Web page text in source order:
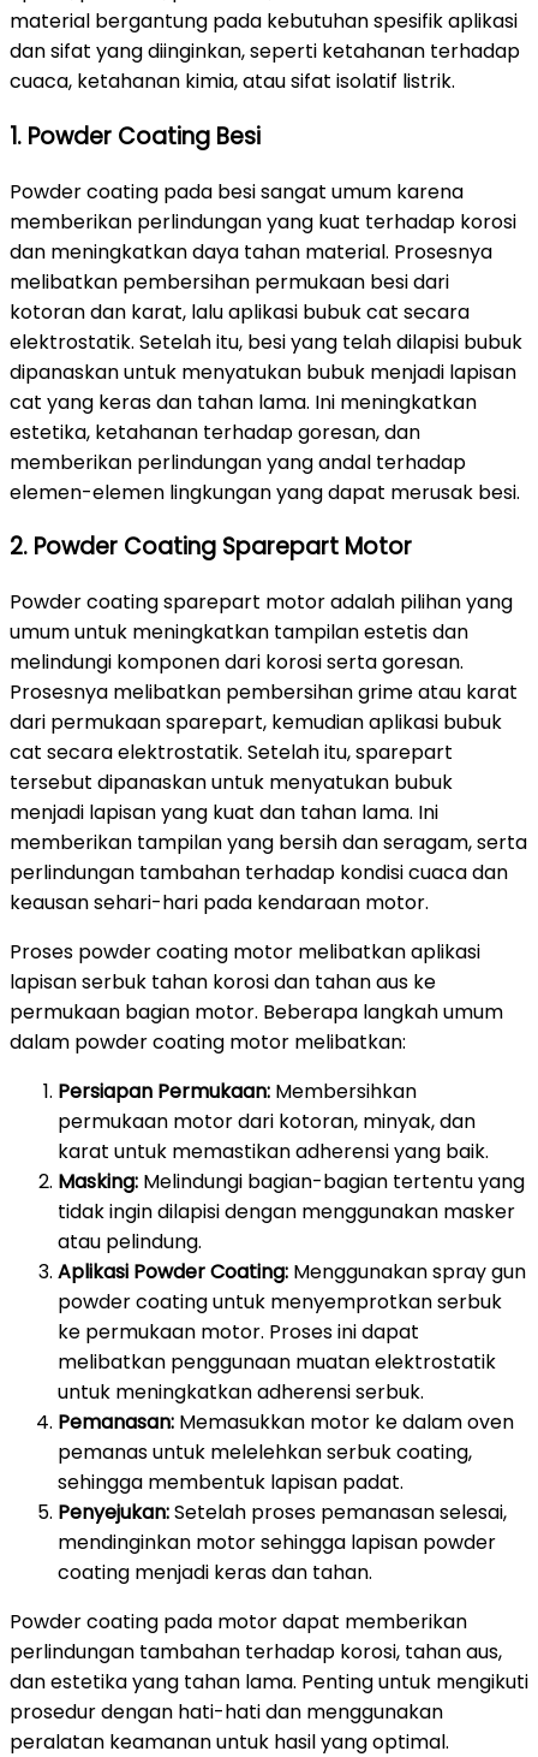
material bergantung pada kebutuhan spesifik aplikasi
dan sifat yang diinginkan, seperti ketahanan terhadap
cuaca, ketahanan kimia, atau sifat isolatif listrik.
1. Powder Coating Besi
Powder coating pada besi sangat umum karena
memberikan perlindungan yang kuat terhadap korosi
dan meningkatkan daya tahan material. Prosesnya
melibatkan pembersihan permukaan besi dari
kotoran dan karat, lalu aplikasi bubuk cat secara
elektrostatik. Setelah itu, besi yang telah dilapisi bubuk
dipanaskan untuk menyatukan bubuk menjadi lapisan
cat yang keras dan tahan lama. Ini meningkatkan
estetika, ketahanan terhadap goresan, dan
memberikan perlindungan yang andal terhadap
elemen-elemen lingkungan yang dapat merusak besi.
2. Powder Coating Sparepart Motor
Powder coating sparepart motor adalah pilihan yang
umum untuk meningkatkan tampilan estetis dan
melindungi komponen dari korosi serta goresan.
Prosesnya melibatkan pembersihan grime atau karat
dari permukaan sparepart, kemudian aplikasi bubuk
cat secara elektrostatik. Setelah itu, sparepart
tersebut dipanaskan untuk menyatukan bubuk
menjadi lapisan yang kuat dan tahan lama. Ini
memberikan tampilan yang bersih dan seragam, serta
perlindungan tambahan terhadap kondisi cuaca dan
keausan sehari-hari pada kendaraan motor.
Proses powder coating motor melibatkan aplikasi
lapisan serbuk tahan korosi dan tahan aus ke
permukaan bagian motor. Beberapa langkah umum
dalam powder coating motor melibatkan:
Persiapan Permukaan: Membersihkan
permukaan motor dari kotoran, minyak, dan
karat untuk memastikan adherensi yang baik.
Masking: Melindungi bagian-bagian tertentu yang
tidak ingin dilapisi dengan menggunakan masker
atau pelindung.
Aplikasi Powder Coating: Menggunakan spray gun
powder coating untuk menyemprotkan serbuk
ke permukaan motor. Proses ini dapat
melibatkan penggunaan muatan elektrostatik
untuk meningkatkan adherensi serbuk.
Pemanasan: Memasukkan motor ke dalam oven
pemanas untuk melelehkan serbuk coating,
sehingga membentuk lapisan padat.
Penyejukan:Setelah proses pemanasan selesai,
mendinginkan motor sehingga lapisan powder
coating menjadi keras dan tahan.
Powder coating pada motor dapat memberikan
perlindungan tambahan terhadap korosi, tahan aus,
dan estetika yang tahan lama. Penting untuk mengikuti
prosedur dengan hati-hati dan menggunakan
peralatan keamanan untuk hasil yang optimal.